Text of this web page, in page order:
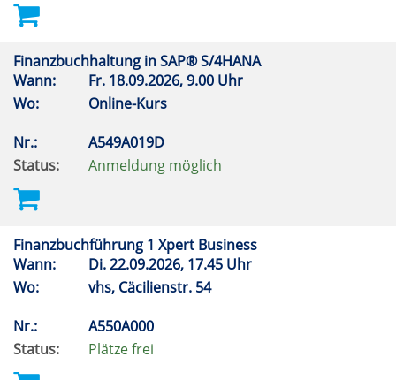
Finanzbuchhaltung in SAP® S/4HANA
Wann:
Fr. 18.09.2026, 9.00 Uhr
Wo:
Online-Kurs
Nr.:
A549A019D
Status:
Anmeldung möglich
Finanzbuchführung 1 Xpert Business
Wann:
Di.22.09.2026, 17.45 Uhr
Wo:
vhs, Cäcilienstr. 54
Nr.:
A550A000
Status:
Plätze frei